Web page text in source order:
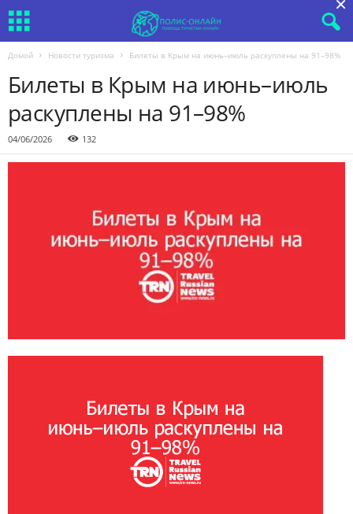
Домой Новости туризма Билеты в Крым на июнь–июль раскуплены на 91–98%
Билеты в Крым на июнь–июль
раскуплены на 91–98%
04/06/2026 132